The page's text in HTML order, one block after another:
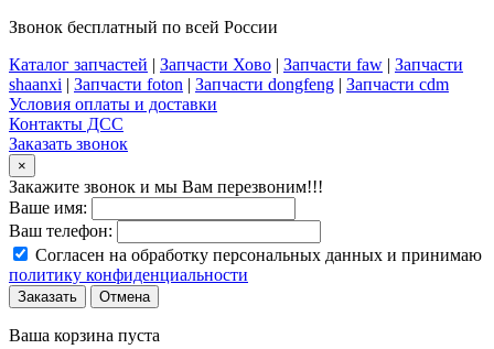
Звонок бесплатный по всей России
Каталог запчастей | Запчасти Хово | Запчасти faw | Запчасти
shaanxi | Запчасти foton | Запчасти dongfeng | Запчасти cdm
Условия оплаты и доставки
Контакты ДСС
Заказать звонок
×
Закажите звонок и мы Вам перезвоним!!!
Ваше имя:
Ваш телефон:
Согласен на обработку персональных данных и принимаю
политику конфиденциальности
Заказать Отмена
Ваша корзина пуста